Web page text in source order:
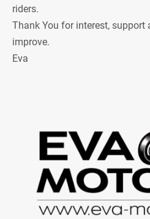
riders.
Thank You for interest, support
improve.
Eva